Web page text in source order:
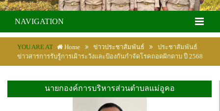
NAVIGATION
YOU ARE AT Home ข่าวประชาสัมพันธ์
ประชาสัมพันธ์
ข่าวสารการรับรู้การเฝ้าระวังและป้องกันกำจัดโรคถอดฝักดาบ ปี 2568
นายกองค์การบริหารส่วนตำบลแม่อูคอ